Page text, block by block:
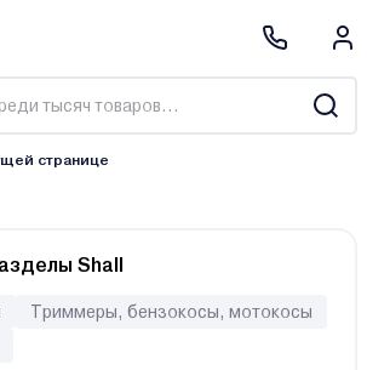
странице
Shall
Триммеры, бензокосы, мотокосы